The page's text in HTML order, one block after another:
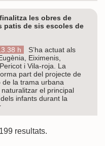
les obres de
patis de sis escoles de
h
S’ha actuat als
Eiximenis,
i Vila-roja. La
part del projecte de
de la trama urbana
el principal
infants durant la
resultats.